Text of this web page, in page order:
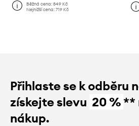
Běžná cena:849 Kč
Nejnižší cena:719 Kč
Přihlaste se k odběru
získejte slevu 20 %**
nákup.